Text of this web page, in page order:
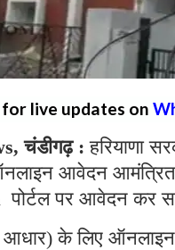
live updates on
चंडीगढ़ : हरियाणा
आवेदन आमंत्रित
पोर्टल पर आवेदन कर
के लिए